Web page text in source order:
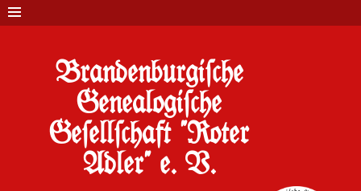
Brandenburgi#che
Genealogi#che
Ge#ell#chaft "Roter
Adler" e. V.